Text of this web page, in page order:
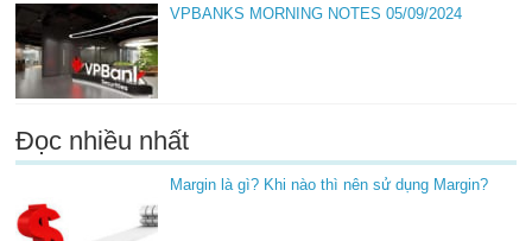
VPBANKS MORNING NOTES 05/09/2024
Đọc nhiều nhất
Margin là gì? Khi nào thì nên sử dụng Margin?